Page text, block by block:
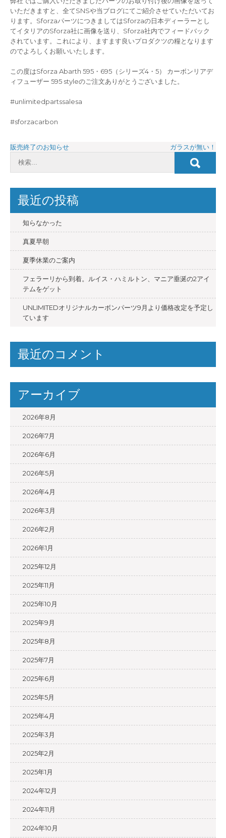
いただきますと、全てSNSや当ブログにてご紹介させていただいてお
ります。SforzaパーツにつきましてはSforzaの日本ディーラーとし
てイタリアのSforza社に画像を送り、Sforza社内でフィードバック
されています。これにより、ますます良いプロダクツの糧となります
のでよろしくお願いいたします。
この度はSforza Abarth 595・695（シリーズ4・5） カーボンリアデ
ィフューザー 595 styleのご注文ありがとうございました。
#unlimitedpartssalesa
#sforzacarbon
投
稿
ビ
ゲ
ー
シ
ョ
ン
販売終了のお知らせ ガラスが無い！
最近の投稿
知らなかった
真夏早朝
夏季休業のご案内
フェラーリから到着。ルイス・ハミルトン、マニア垂涎の2アイ
テムをゲット
UNLIMITEDオリジナルカーボンパーツ9月より価格改定を予定し
ています
最近のコメント
アーカイブ
2026年8月
2026年7月
2026年6月
2026年5月
2026年4月
2026年3月
2026年2月
2026年1月
2025年12月
2025年11月
2025年10月
2025年9月
2025年8月
2025年7月
2025年6月
2025年5月
2025年4月
2025年3月
2025年2月
2025年1月
2024年12月
2024年11月
2024年10月